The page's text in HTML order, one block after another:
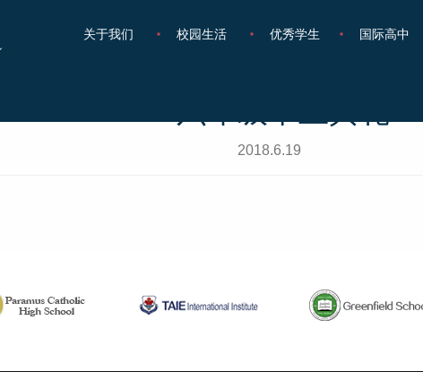
关于我们 校园生活 优秀学生 国际高中
2018.6.19